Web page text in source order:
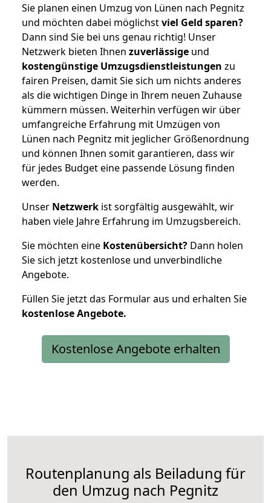
Sie planen einen Umzug von Lünen nach Pegnitz
und möchten dabei möglichstviel Geld sparen?
Dann sind Sie bei uns genau richtig! Unser
Netzwerk bieten Ihnen zuverlässige und
kostengünstige Umzugsdienstleistungen zu
fairen Preisen, damit Sie sich um nichts anderes
als die wichtigen Dinge in Ihrem neuen Zuhause
kümmern müssen. Weiterhin verfügen wir über
umfangreiche Erfahrung mit Umzügen von
Lünen nach Pegnitz mit jeglicher Größenordnung
und können Ihnen somit garantieren, dass wir
für jedes Budget eine passende Lösung finden
werden.
Unser Netzwerk ist sorgfältig ausgewählt, wir
haben viele Jahre Erfahrung im Umzugsbereich.
Sie möchten eine Kostenübersicht? Dann holen
Sie sich jetzt kostenlose und unverbindliche
Angebote.
Füllen Sie jetzt das Formular aus und erhalten Sie
kostenloseAngebote.
Kostenlose Angebote erhalten
Routenplanung als Beiladung für
den Umzug nach Pegnitz